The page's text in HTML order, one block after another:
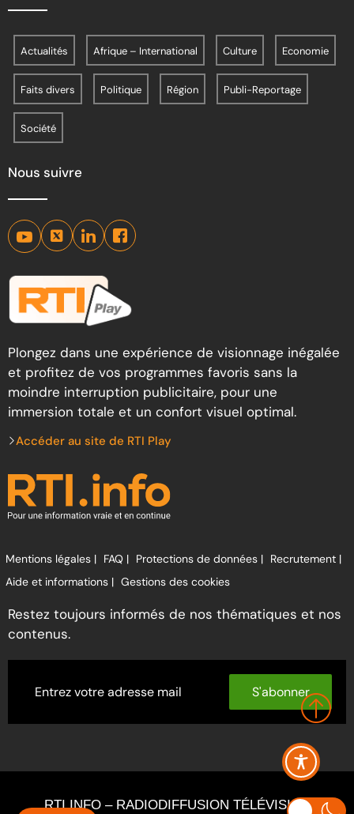
Actualités Afrique – International Culture Economie
Faits divers Politique Région Publi-Reportage
Société
Nous suivre
Plongez dans une expérience de visionnage inégalée
et profitez de vos programmes favoris sans la
moindre interruption publicitaire, pour une
immersion totale et un confort visuel optimal.
Accéder au site de RTI Play
Mentions légales | FAQ | Protections de données | Recrutement |
Aide et informations | Gestions des cookies
Restez toujours informés de nos thématiques et nos
contenus.
S'abonner
RTI INFO – RADIODIFFUSION TÉLÉVISION